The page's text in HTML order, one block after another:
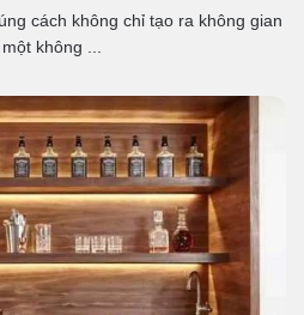
cách không chỉ tạo ra không gian
không ...